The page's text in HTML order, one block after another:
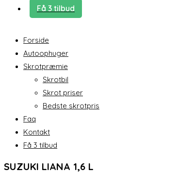
Få 3 tilbud
Forside
Autoophuger
Skrotpræmie
Skrotbil
Skrot priser
Bedste skrotpris
Faq
Kontakt
Få 3 tilbud
SUZUKI LIANA 1,6 L